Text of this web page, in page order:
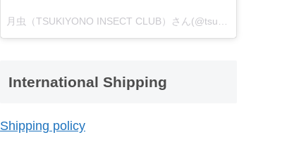
International Shipping
Shipping policy